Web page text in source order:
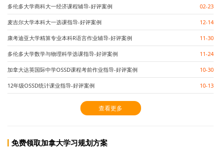
多伦多大学商科大一经济课程辅导-好评案例 02-23
麦吉尔大学本科大一选课指导-好评案例 12-14
康考迪亚大学精算专业本科R语言作业辅导-好评案例 11-30
多伦多大学数学与物理科学选课指导-好评案例 11-24
加拿大达英国际中学OSSD课程考前作业指导-好评案例 10-30
12年级OSSD统计课业指导-好评案例 10-13
查看更多
免费领取加拿大学习规划方案